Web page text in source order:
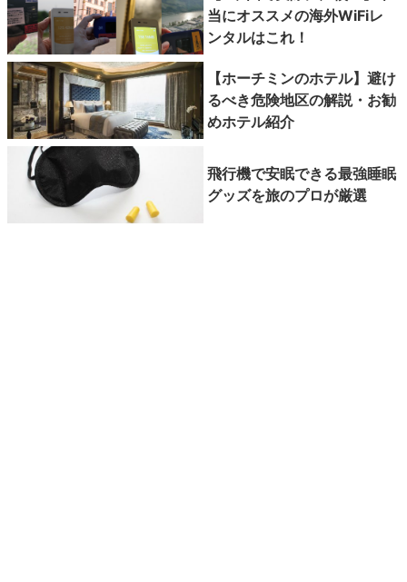
当にオススメの海外WiFiレ
ンタルはこれ！
【ホーチミンのホテル】避け
るべき危険地区の解説・お勧
めホテル紹介
飛行機で安眠できる最強睡眠
グッズを旅のプロが厳選